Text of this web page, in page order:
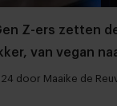
Z-ers zetten
van vegan
door Maaike de